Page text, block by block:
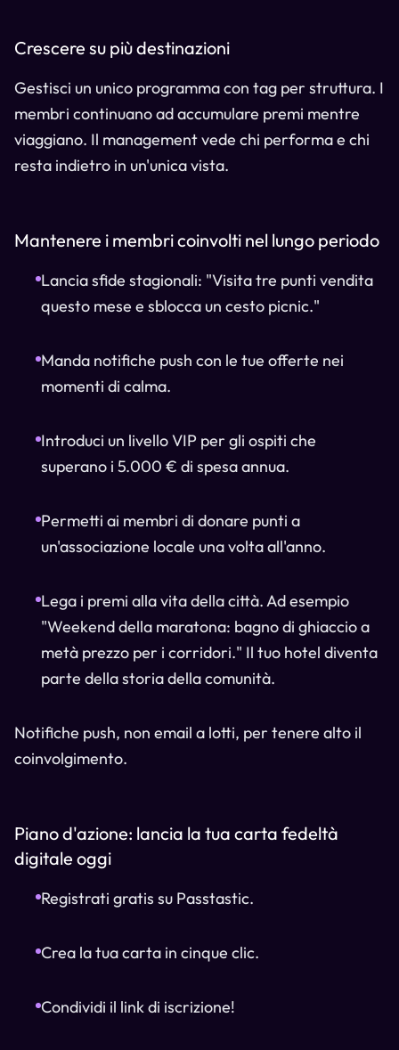
Crescere su più destinazioni
Gestisci un unico programma con tag per struttura. I
membri continuano ad accumulare premi mentre
viaggiano. Il management vede chi performa e chi
resta indietro in un'unica vista.
Mantenere i membri coinvolti nel lungo periodo
Lancia sfide stagionali: "Visita tre punti vendita
questo mese e sblocca un cesto picnic."
Manda notifiche push con le tue offerte nei
momenti di calma.
Introduci un livello VIP per gli ospiti che
superano i 5.000 € di spesa annua.
Permetti ai membri di donare punti a
un'associazione locale una volta all'anno.
Lega i premi alla vita della città. Ad esempio
"Weekend della maratona: bagno di ghiaccio a
metà prezzo per i corridori." Il tuo hotel diventa
parte della storia della comunità.
Notifiche push, non email a lotti, per tenere alto il
coinvolgimento.
Piano d'azione: lancia la tua carta fedeltà
digitale oggi
Registrati gratis su Passtastic.
Crea la tua carta in cinque clic.
Condividi il link di iscrizione!